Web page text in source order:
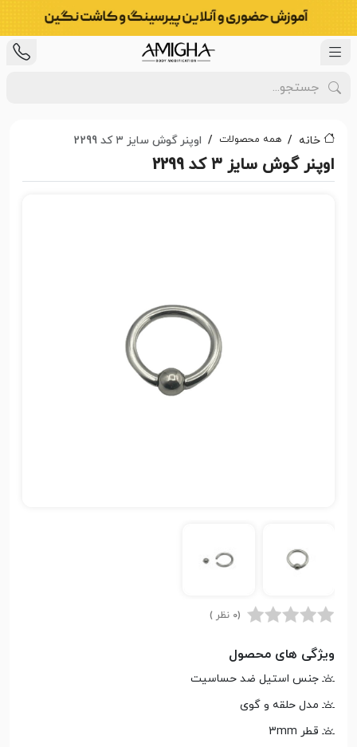
خانه همه محصولات اوپنر گوش سایز ۳ کد 2299
اوپنر گوش سایز ۳ کد 2299
(0 نظر )
ویژگی های محصول
جنس استیل ضد حساسیت
مدل حلقه و گوی
قطر 3mm